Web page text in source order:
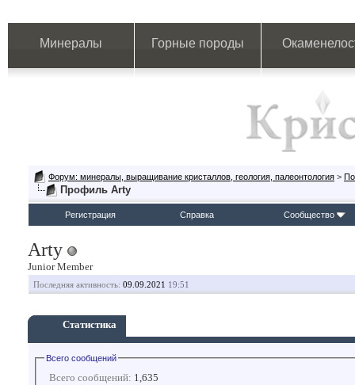
Минералы Горные породы
Форум: минералы, выращивание кристаллов, геология, палеонтология >
Профиль Arty
Регистрация Справка Сообщество
Arty
Junior Member
Последняя активность: 09.09.2021 19:51
Статистика
Всего сообщений
Всего сообщений: 1,635